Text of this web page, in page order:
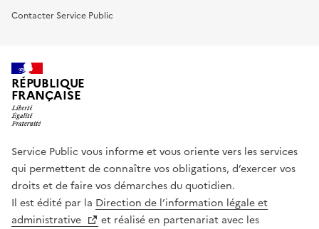
Contacter Service Public
RÉPUBLIQUE
FRANÇAISE
Service Public vous informe et vous oriente vers les services
qui permettent de connaître vos obligations, d’exercer vos
droits et de faire vos démarches du quotidien.
Il est édité par la Direction de l’information légale et
administrative
et réalisé en partenariat avec les